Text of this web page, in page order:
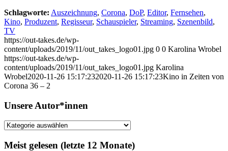
Schlagworte: Auszeichnung, Corona, DoP, Editor, Fernsehen,
Kino, Produzent, Regisseur, Schauspieler, Streaming, Szenenbild,
TV
https://out-takes.de/wp-
content/uploads/2019/11/out_takes_logo01.jpg 0 0 Karolina Wrobel
https://out-takes.de/wp-
content/uploads/2019/11/out_takes_logo01.jpg Karolina
Wrobel2020-11-26 15:17:232020-11-26 15:17:23Kino in Zeiten von
Corona 36 – 2
Unsere Autor*innen
Unsere
Meist gelesen (letzte 12 Monate)